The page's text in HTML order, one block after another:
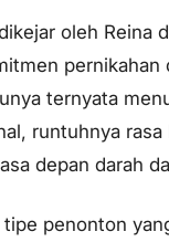
oleh Reina
pernikahan
ternyata
runtuhnya rasa
depan darah
penonton